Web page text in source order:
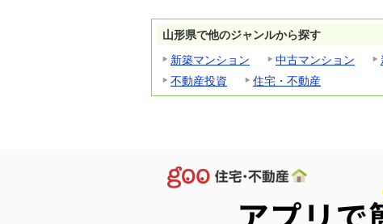
山形県で他のジャンルから探す
新築マンション
中古マンション
不動産投資
住宅・不動産